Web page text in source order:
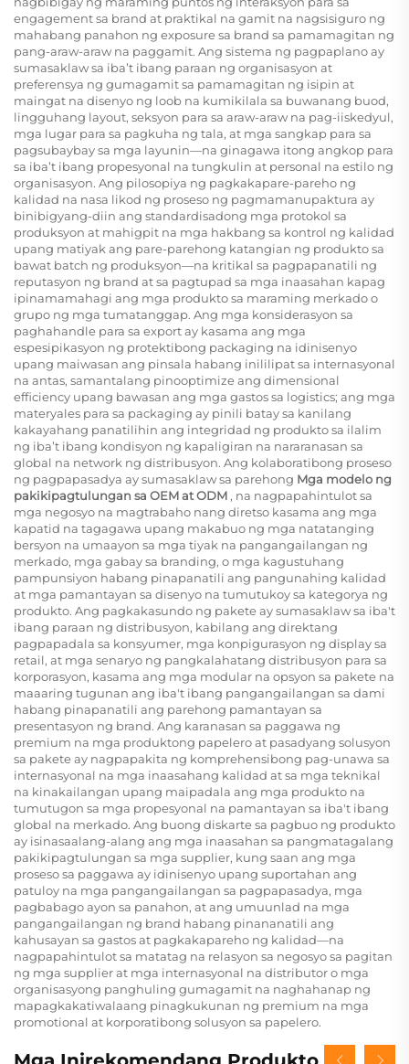
engagement sa brand at praktikal na gamit na nagsisiguro ng
mahabang panahon ng exposure sa brand sa pamamagitan ng
pang-araw-araw na paggamit. Ang sistema ng pagpaplano ay
sumasaklaw sa iba’t ibang paraan ng organisasyon at
preferensya ng gumagamit sa pamamagitan ng isipin at
maingat na disenyo ng loob na kumikilala sa buwanang buod,
lingguhang layout, seksyon para sa araw-araw na pag-iiskedyul,
mga lugar para sa pagkuha ng tala, at mga sangkap para sa
pagsubaybay sa mga layunin—na ginagawa itong angkop para
sa iba’t ibang propesyonal na tungkulin at personal na estilo ng
organisasyon. Ang pilosopiya ng pagkakapare-pareho ng
kalidad na nasa likod ng proseso ng pagmamanupaktura ay
binibigyang-diin ang standardisadong mga protokol sa
produksyon at mahigpit na mga hakbang sa kontrol ng kalidad
upang matiyak ang pare-parehong katangian ng produkto sa
bawat batch ng produksyon—na kritikal sa pagpapanatili ng
reputasyon ng brand at sa pagtupad sa mga inaasahan kapag
ipinamamahagi ang mga produkto sa maraming merkado o
grupo ng mga tumatanggap. Ang mga konsiderasyon sa
paghahandle para sa export ay kasama ang mga
espesipikasyon ng protektibong packaging na idinisenyo
upang maiwasan ang pinsala habang inililipat sa internasyonal
na antas, samantalang pinooptimize ang dimensional
efficiency upang bawasan ang mga gastos sa logistics; ang mga
materyales para sa packaging ay pinili batay sa kanilang
kakayahang panatilihin ang integridad ng produkto sa ilalim
ng iba’t ibang kondisyon ng kapaligiran na nararanasan sa
global na network ng distribusyon. Ang kolaboratibong proseso
ng pagpapasadya ay sumasaklaw sa parehong Mga modelo ng
pakikipagtulungan sa OEM at ODM , na nagpapahintulot sa
mga negosyo na magtrabaho nang diretso kasama ang mga
kapatid na tagagawa upang makabuo ng mga natatanging
bersyon na umaayon sa mga tiyak na pangangailangan ng
merkado, mga gabay sa branding, o mga kagustuhang
pampunsiyon habang pinapanatili ang pangunahing kalidad
at mga pamantayan sa disenyo na tumutukoy sa kategorya ng
produkto. Ang pagkakasundo ng pakete ay sumasaklaw sa iba't
ibang paraan ng distribusyon, kabilang ang direktang
pagpapadala sa konsyumer, mga konpigurasyon ng display sa
retail, at mga senaryo ng pangkalahatang distribusyon para sa
korporasyon, kasama ang mga modular na opsyon sa pakete na
maaaring tugunan ang iba't ibang pangangailangan sa dami
habang pinapanatili ang parehong pamantayan sa
presentasyon ng brand. Ang karanasan sa paggawa ng
premium na mga produktong papelero at pasadyang solusyon
sa pakete ay nagpapakita ng komprehensibong pag-unawa sa
internasyonal na mga inaasahang kalidad at sa mga teknikal
na kinakailangan upang maipadala ang mga produkto na
tumutugon sa mga propesyonal na pamantayan sa iba't ibang
global na merkado. Ang buong diskarte sa pagbuo ng produkto
ay isinasaalang-alang ang mga inaasahan sa pangmatagalang
pakikipagtulungan sa mga supplier, kung saan ang mga
proseso sa paggawa ay idinisenyo upang suportahan ang
patuloy na mga pangangailangan sa pagpapasadya, mga
pagbabago ayon sa panahon, at ang umuunlad na mga
pangangailangan ng brand habang pinananatili ang
kahusayan sa gastos at pagkakapareho ng kalidad—na
nagpapahintulot sa matatag na relasyon sa negosyo sa pagitan
ng mga supplier at mga internasyonal na distributor o mga
organisasyong panghuling gumagamit na naghahanap ng
mapagkakatiwalaang pinagkukunan ng premium na mga
promotional at korporatibong solusyon sa papelero.